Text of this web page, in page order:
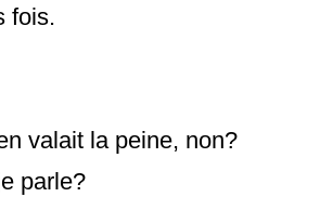
fois.
valait la peine, non?
parle?